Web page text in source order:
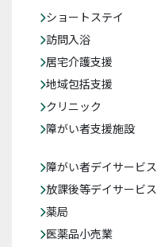
ショートステイ
訪問入浴
居宅介護支援
地域包括支援
クリニック
障がい者支援施設
障がい者デイサービス
放課後等デイサービス
薬局
医薬品小売業